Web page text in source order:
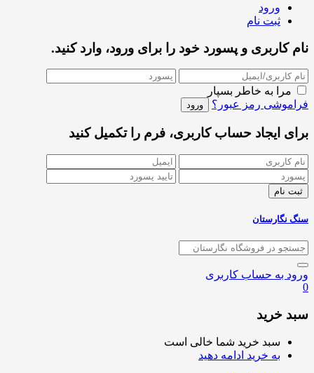
ورود
ثبت نام
نام کاربری و پسورد خود را برای ورود، وارد کنید.
مرا به خاطر بسپار
فراموشی رمز عبور؟
برای ایجاد حساب کاربری، فرم را تکمیل کنید
سنگ نگارستان
ورود به حساب کاربری
0
سبد خرید
سبد خرید شما خالی است
به خرید ادامه دهید